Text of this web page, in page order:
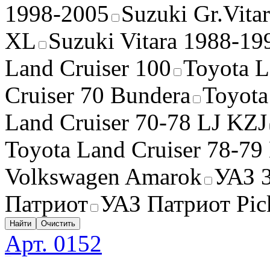
1998-2005 Suzuki
XL Suzuki Vitara 1988-
Land Cruiser 100 Toyota
Cruiser 70 Bundera
Land Cruiser 70-78 LJ KZJ
Toyota Land Cruiser 78-
Volkswagen Amarok УАЗ
Патриот УАЗ Патриот
Найти Очистить
Арт. 0152